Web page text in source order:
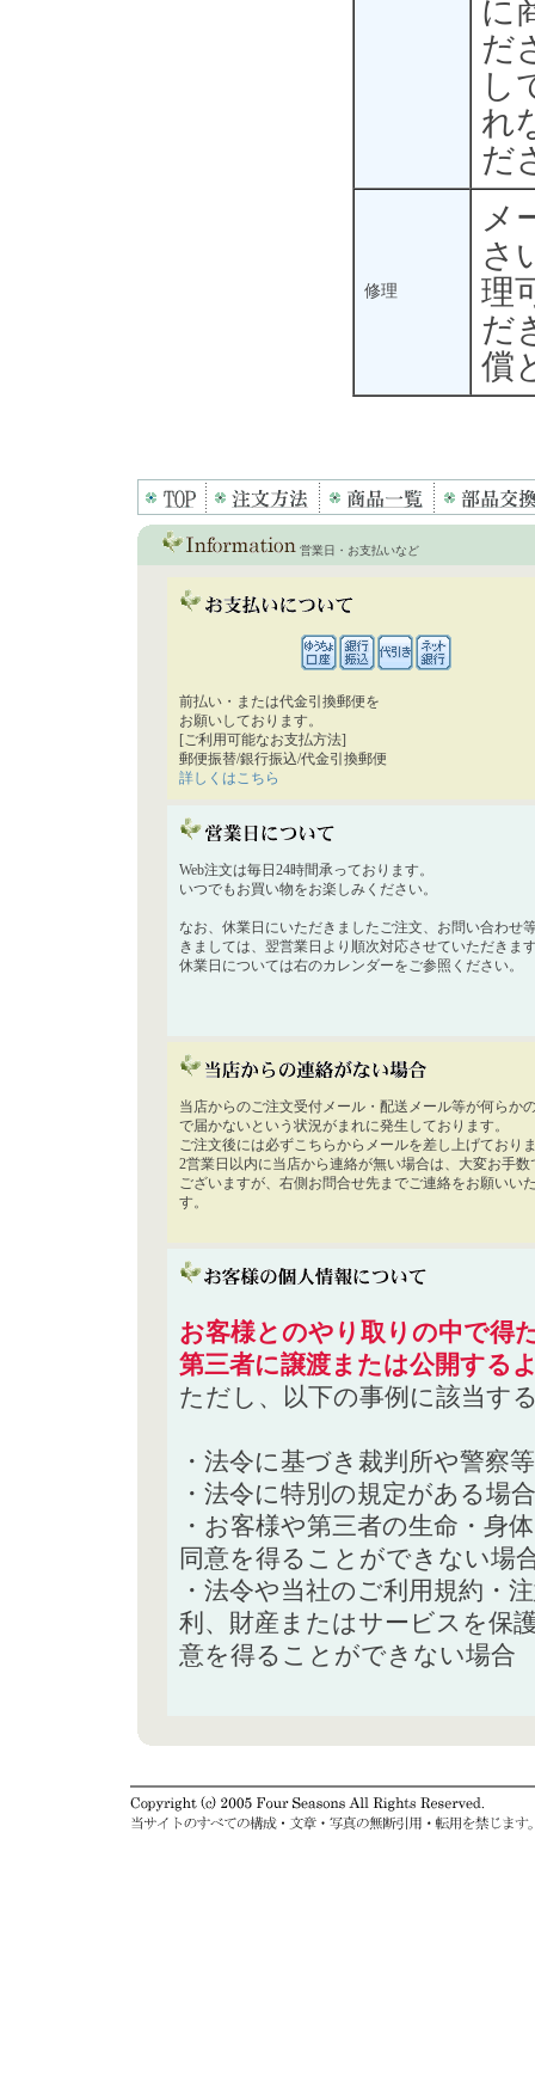
に
だ
し
れ
だ
修理
メ
さ
理
だ
償
営業日・お支払いなど
前払い・または代金引換郵便を
お願いしております。
[ご利用可能なお支払方法]
郵便振替/銀行振込/代金引換郵便
詳しくはこちら
Web注文は毎日24時間承っております。
いつでもお買い物をお楽しみください。
なお、休業日にいただきましたご注文、お問い合わせ
きましては、翌営業日より順次対応させていただきま
休業日については右のカレンダーをご参照ください。
当店からのご注文受付メール・配送メール等が何らか
で届かないという状況がまれに発生しております。
ご注文後には必ずこちらからメールを差し上げており
2営業日以内に当店から連絡が無い場合は、大変お手数
ございますが、右側お問合せ先までご連絡をお願いい
す。
お客様とのやり取りの中で得
第三者に譲渡または公開する
ただし、以下の事例に該当す
・法令に基づき裁判所や警察
・法令に特別の規定がある場合
・お客様や第三者の生命・身
同意を得ることができない場
・法令や当社のご利用規約・
利、財産またはサービスを保
意を得ることができない場合